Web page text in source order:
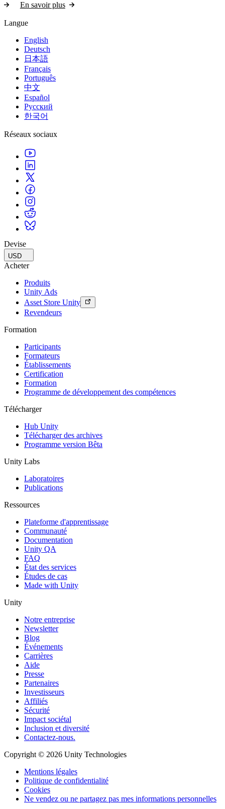
En savoir plus
Langue
English
Deutsch
日本語
Français
Português
中文
Español
Русский
한국어
Réseaux sociaux
Devise
USD
Acheter
Produits
Unity Ads
Asset Store Unity
Revendeurs
Formation
Participants
Formateurs
Établissements
Certification
Formation
Programme de développement des compétences
Télécharger
Hub Unity
Télécharger des archives
Programme version Bêta
Unity Labs
Laboratoires
Publications
Ressources
Plateforme d'apprentissage
Communauté
Documentation
Unity QA
FAQ
État des services
Études de cas
Made with Unity
Unity
Notre entreprise
Newsletter
Blog
Événements
Carrières
Aide
Presse
Partenaires
Investisseurs
Affiliés
Sécurité
Impact sociétal
Inclusion et diversité
Contactez-nous.
Copyright © 2026 Unity Technologies
Mentions légales
Politique de confidentialité
Cookies
Ne vendez ou ne partagez pas mes informations personnelles